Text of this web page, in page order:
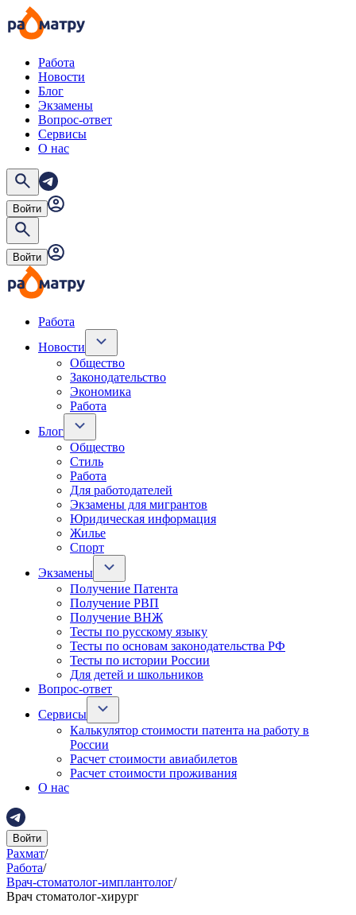
Работа
Новости
Блог
Экзамены
Вопрос-ответ
Сервисы
О нас
Войти
Войти
Работа
Новости
Общество
Законодательство
Экономика
Работа
Блог
Общество
Стиль
Работа
Для работодателей
Экзамены для мигрантов
Юридическая информация
Жилье
Спорт
Экзамены
Получение Патента
Получение РВП
Получение ВНЖ
Тесты по русскому языку
Тесты по основам законодательства РФ
Тесты по истории России
Для детей и школьников
Вопрос-ответ
Сервисы
Калькулятор стоимости патента на работу в
России
Расчет стоимости авиабилетов
Расчет стоимости проживания
О нас
Войти
Рахмат/
Работа/
Врач-стоматолог-имплантолог/
Врач стоматолог-хирург